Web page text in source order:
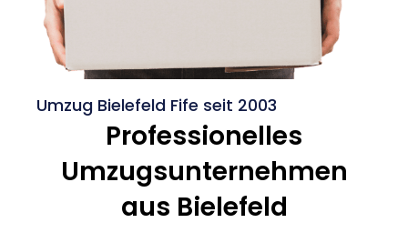
Umzug Bielefeld Fife seit 2003
Professionelles
Umzugsunternehmen
aus Bielefeld